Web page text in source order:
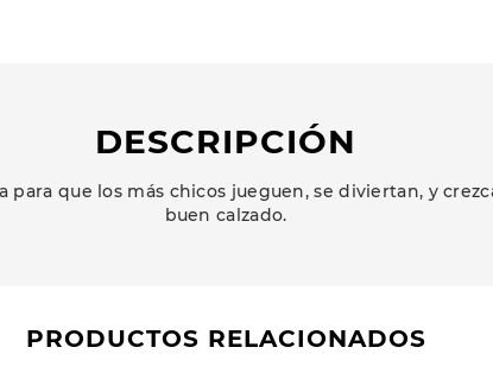
DESCRIPCIÓN
para que los más chicos jueguen, se diviertan, y
buen calzado.
PRODUCTOS RELACIONADOS